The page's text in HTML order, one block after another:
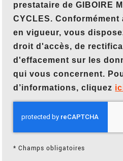
prestataire de GIBOIRE
CYCLES.
en vigueur, vous
droit d'accès, de
d'effacement sur les
qui vous concernent.
d’informations, cliquez
*Champs obligatoires